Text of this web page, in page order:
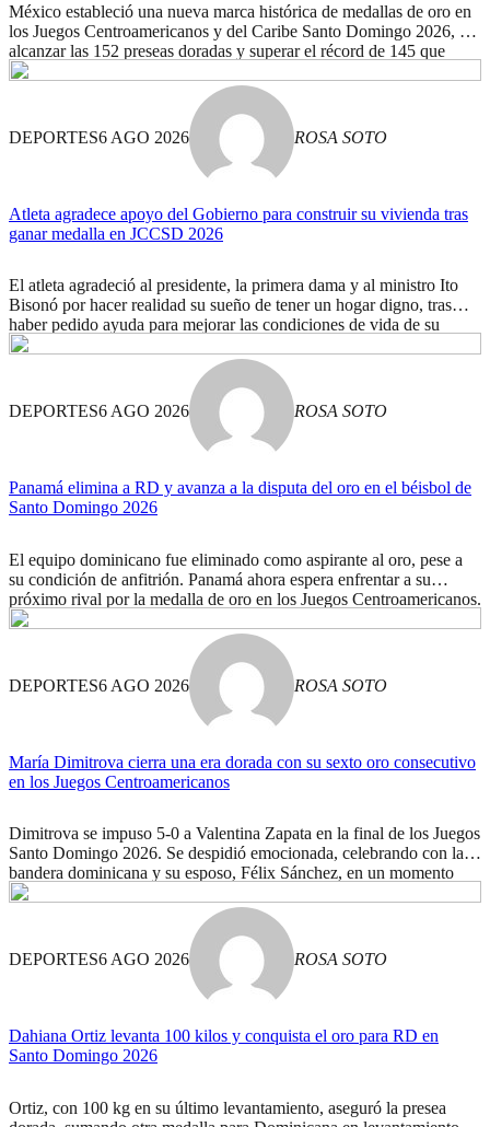
México estableció una nueva marca histórica de medallas de oro en
los Juegos Centroamericanos y del Caribe Santo Domingo 2026, al
alcanzar las 152 preseas doradas y superar el récord de 145 que
había conseguido hace tres años. La delegación mexicana mantiene
así su dominio en la justa regional, donde ha sumado además 101
DEPORTES6 AGO 2026 ROSA SOTO
Atleta agradece apoyo del Gobierno para construir su vivienda tras
ganar medalla en JCCSD 2026
El atleta agradeció al presidente, la primera dama y al ministro Ito
Bisonó por hacer realidad su sueño de tener un hogar digno, tras
haber pedido ayuda para mejorar las condiciones de vida de su
familia.
DEPORTES6 AGO 2026 ROSA SOTO
Panamá elimina a RD y avanza a la disputa del oro en el béisbol de
Santo Domingo 2026
El equipo dominicano fue eliminado como aspirante al oro, pese a
su condición de anfitrión. Panamá ahora espera enfrentar a su
próximo rival por la medalla de oro en los Juegos Centroamericanos.
DEPORTES6 AGO 2026 ROSA SOTO
María Dimitrova cierra una era dorada con su sexto oro consecutivo
en los Juegos Centroamericanos
Dimitrova se impuso 5-0 a Valentina Zapata en la final de los Juegos
Santo Domingo 2026. Se despidió emocionada, celebrando con la
bandera dominicana y su esposo, Félix Sánchez, en un momento
histórico.
DEPORTES6 AGO 2026 ROSA SOTO
Dahiana Ortiz levanta 100 kilos y conquista el oro para RD en
Santo Domingo 2026
Ortiz, con 100 kg en su último levantamiento, aseguró la presea